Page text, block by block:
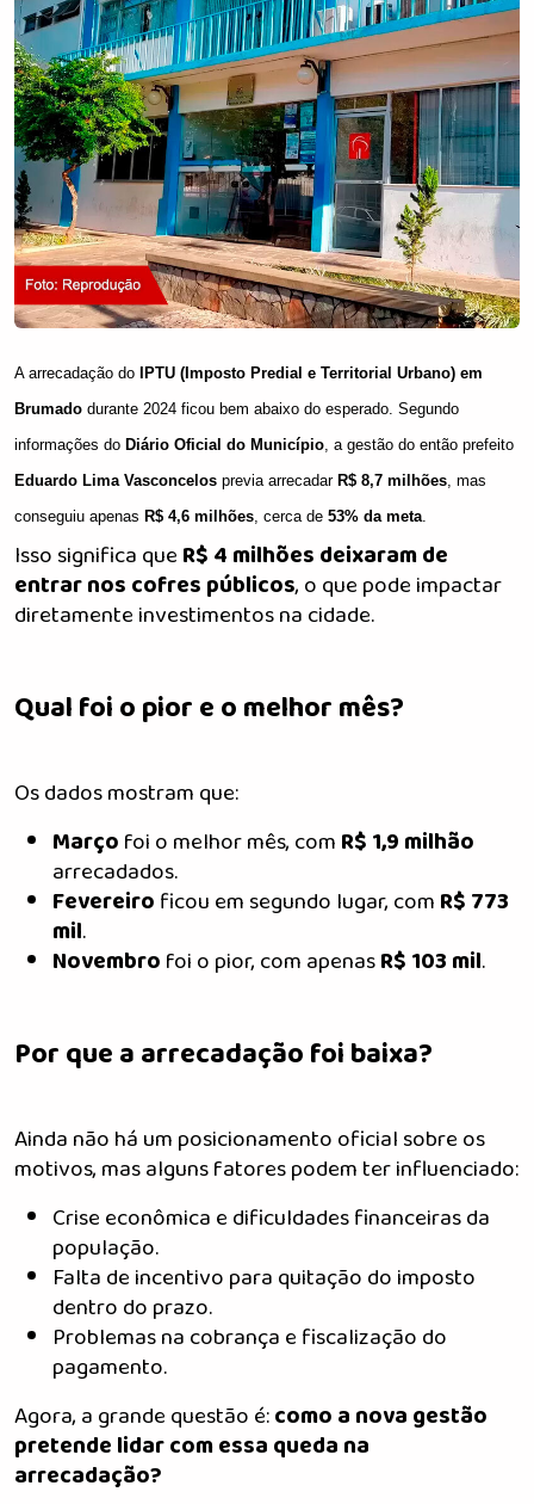
A arrecadação do IPTU (Imposto Predial e Territorial Urbano) em
Brumado durante 2024 ficou bem abaixo do esperado. Segundo
informações do Diário Oficial do Município , a gestão do então prefeito
Eduardo Lima Vasconcelos previa arrecadar R$ 8,7 milhões , mas
conseguiu apenas R$ 4,6 milhões , cerca de 53% da meta
Isso significa queR$ 4 milhões deixaram de
entrar nos cofres públicos, o que pode impactar
diretamente investimentos na cidade.
Qual foi o pior e o melhor mês?
Os dados mostram que:
Marçofoi o melhor mês, comR$ 1,9 milhão
arrecadados.
Fevereiroficou em segundo lugar, comR$ 773
mil.
Novembrofoi o pior, com apenasR$ 103 mil.
Por que a arrecadação foi baixa?
Ainda não há um posicionamento oficial sobre os
motivos, mas alguns fatores podem ter influenciado:
Crise econômica e dificuldades financeiras da
população.
Falta de incentivo para quitação do imposto
dentro do prazo.
Problemas na cobrança e fiscalização do
pagamento.
Agora, a grande questão é:como a nova gestão
pretende lidar com essa queda na
arrecadação?